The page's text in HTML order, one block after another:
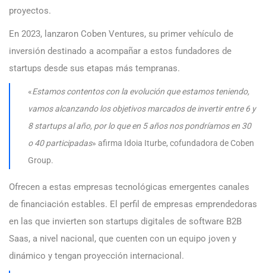
proyectos.
En 2023, lanzaron Coben Ventures, su primer vehículo de
inversión destinado a acompañar a estos fundadores de
startups desde sus etapas más tempranas.
«Estamos contentos con la evolución que estamos teniendo,
vamos alcanzando los objetivos marcados de invertir entre 6 y
8 startups al año, por lo que en 5 años nos pondríamos en 30
o 40 participadas» afirma Idoia Iturbe, cofundadora de Coben
Group.
Ofrecen a estas empresas tecnológicas emergentes canales
de financiación estables. El perfil de empresas emprendedoras
en las que invierten son startups digitales de software B2B
Saas, a nivel nacional, que cuenten con un equipo joven y
dinámico y tengan proyección internacional.